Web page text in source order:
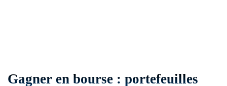
Gagner en bourse : portefeuilles